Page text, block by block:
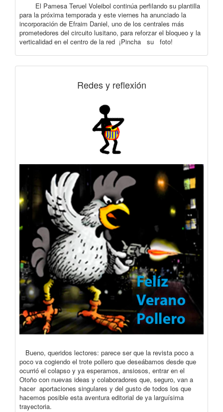
El Pamesa Teruel Voleibol continúa perfilando su plantilla
para la próxima temporada y este viernes ha anunciado la
incorporación de Efraim Daniel, uno de los centrales más
prometedores del circuito lusitano, para reforzar el bloqueo y la
verticalidad en el centro de la red ¡Pincha su foto!
Redes y reflexión
Bueno, queridos lectores: parece ser que la revista poco a
poco va cogiendo el trote pollero que deseábamos desde que
ocurrió el colapso y ya esperamos, ansiosos, entrar en el
Otoño con nuevas ideas y colaboradores que, seguro, van a
hacer aportaciones singulares y del gusto de todos los que
hacemos posible esta aventura editorial de ya larguísima
trayectoria.